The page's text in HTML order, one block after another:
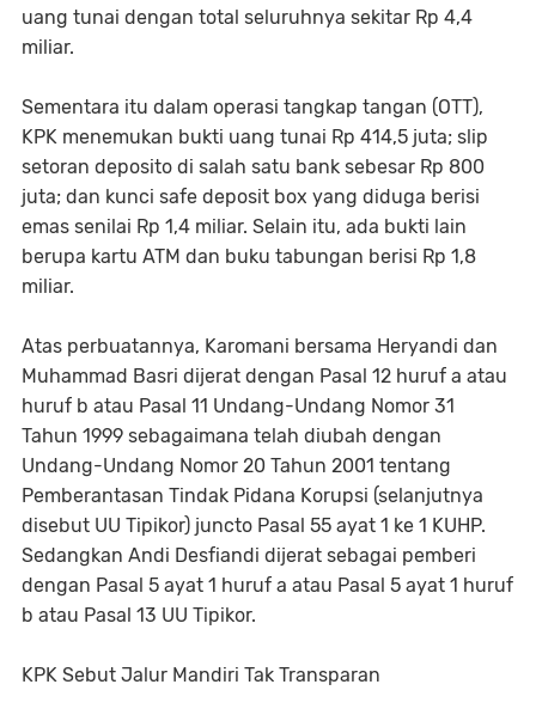
uang tunai dengan total seluruhnya sekitar Rp 4,4
miliar.
Sementara itu dalam operasi tangkap tangan (OTT),
KPK menemukan bukti uang tunai Rp 414,5 juta; slip
setoran deposito di salah satu bank sebesar Rp 800
juta; dan kunci safe deposit box yang diduga berisi
emas senilai Rp 1,4 miliar. Selain itu, ada bukti lain
berupa kartu ATM dan buku tabungan berisi Rp 1,8
miliar.
Atas perbuatannya, Karomani bersama Heryandi dan
Muhammad Basri dijerat dengan Pasal 12 huruf a atau
huruf b atau Pasal 11 Undang-Undang Nomor 31
Tahun 1999 sebagaimana telah diubah dengan
Undang-Undang Nomor 20 Tahun 2001 tentang
Pemberantasan Tindak Pidana Korupsi (selanjutnya
disebut UU Tipikor) juncto Pasal 55 ayat 1 ke 1 KUHP.
Sedangkan Andi Desfiandi dijerat sebagai pemberi
dengan Pasal 5 ayat 1 huruf a atau Pasal 5 ayat 1 huruf
b atau Pasal 13 UU Tipikor.
KPK Sebut Jalur Mandiri Tak Transparan